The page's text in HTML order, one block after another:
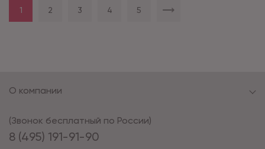
1 2 3 4 5
8 (495) 191-91-90
(Звонок бесплатный по России)
О компании